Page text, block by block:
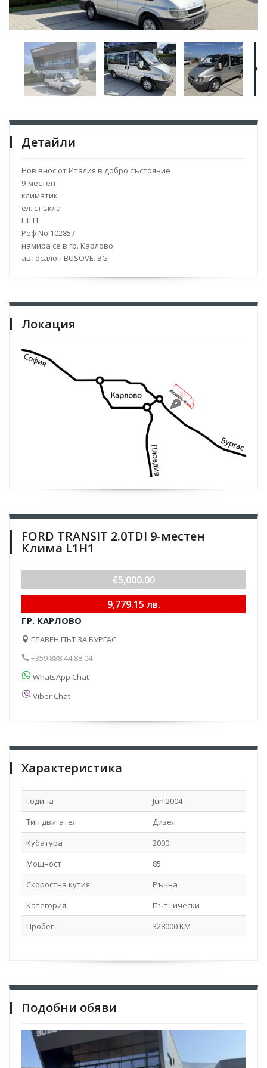
Детайли
Нов внос от Италия в добро състояние
9-местен
климатик
ел. стъкла
L1H1
Реф No 102857
намира се в гр. Карлово
автосалон BUSOVE. BG
Локация
FORD TRANSIT 2.0TDI 9-местен
Клима L1H1
€5,000.00
9,779.15 лв.
ГР. КАРЛОВО
ГЛАВЕН ПЪТ ЗА БУРГАС
+359 888 44 88 04
WhatsApp Chat
Viber Chat
Характеристика
Година
Jun 2004
Тип двигател
Дизел
Кубатура
2000
Мощност
85
Скоростна кутия
Ръчна
Категория
Пътнически
Пробег
328000 KM
Подобни обяви